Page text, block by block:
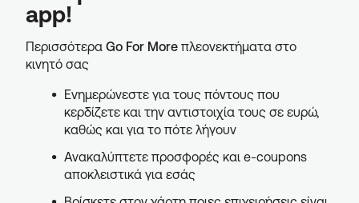
app!
Περισσότερα Go For More πλεονεκτήματα στο
κινητό σας
Ενημερώνεστε για τους πόντους που
κερδίζετε και την αντιστοιχία τους σε ευρώ,
καθώς και για το πότε λήγουν
Ανακαλύπτετε προσφορές και e-coupons
αποκλειστικά για εσάς